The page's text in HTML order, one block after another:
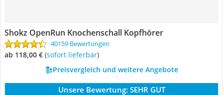
Shokz OpenRun Knochenschall Kopfhörer
40159 Bewertungen
ab 118,00 € ( Sofort lieferbar)
Preisvergleich und weitere Angebote
Unsere Bewertung: SEHR GUT